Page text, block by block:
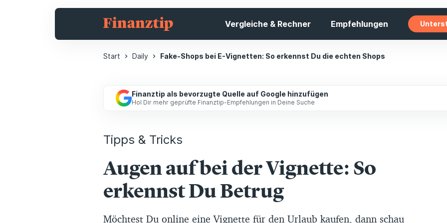
Vergleiche & Rechner Empfehlungen
Start Daily Fake-Shops bei E-Vignetten: So erkennst Du die echten Shops
Finanztip als bevorzugte Quelle auf Google hinzufügen
Hol Dir mehr geprüfte Finanztip-Empfehlungen in Deine Suche
Tipps & Tricks
Augen auf bei der Vignette: So
erkennst Du Betrug
Möchtest Du online eine Vignette für den Urlaub kaufen, dann schau